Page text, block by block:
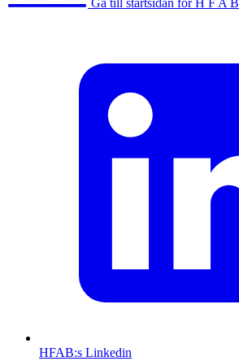
Gå till startsidan för H F A B
HFAB:s Linkedin